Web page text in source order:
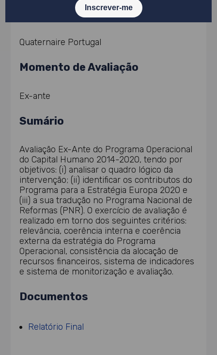
Equipa de Avaliação
Quaternaire Portugal
Momento de Avaliação
Ex-ante
Sumário
Avaliação Ex-Ante do Programa Operacional
do Capital Humano 2014-2020, tendo por
objetivos: (i) analisar o quadro lógico da
intervenção; (ii) identificar os contributos do
Programa para a Estratégia Europa 2020 e
(iii) a sua tradução no Programa Nacional de
Reformas (PNR). O exercício de avaliação é
realizado em torno dos seguintes critérios:
relevância, coerência interna e coerência
externa da estratégia do Programa
Operacional, consistência da alocação de
recursos financeiros, sistema de indicadores
e sistema de monitorização e avaliação.
Documentos
Relatório Final